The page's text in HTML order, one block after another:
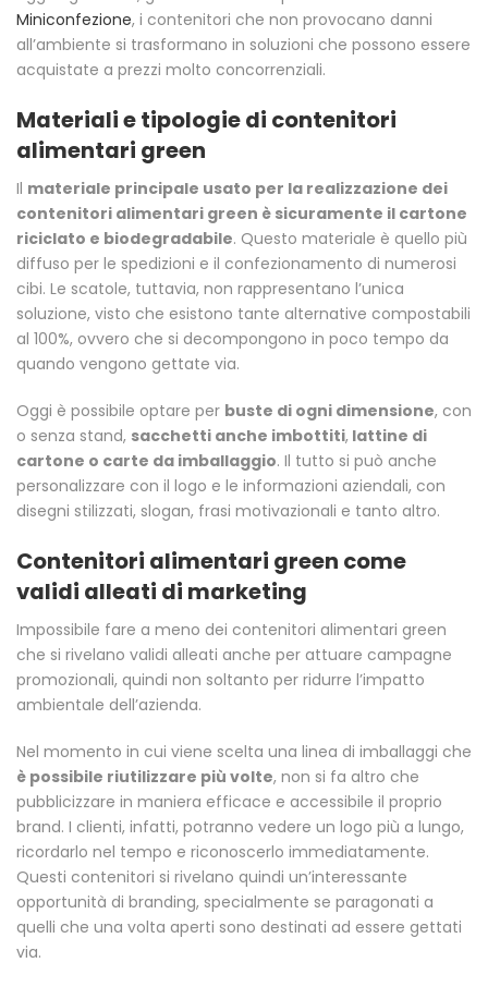
Miniconfezione, i contenitori che non provocano danni
all’ambiente si trasformano in soluzioni che possono essere
acquistate a prezzi molto concorrenziali.
Materiali e tipologie di contenitori
alimentari green
Il materiale principale usato per la realizzazione dei
contenitori alimentari green è sicuramente il cartone
riciclato e biodegradabile. Questo materiale è quello più
diffuso per le spedizioni e il confezionamento di numerosi
cibi. Le scatole, tuttavia, non rappresentano l’unica
soluzione, visto che esistono tante alternative compostabili
al 100%, ovvero che si decompongono in poco tempo da
quando vengono gettate via.
Oggi è possibile optare per buste di ogni dimensione, con
o senza stand, sacchetti anche imbottiti, lattine di
cartone o carte da imballaggio. Il tutto si può anche
personalizzare con il logo e le informazioni aziendali, con
disegni stilizzati, slogan, frasi motivazionali e tanto altro.
Contenitori alimentari green come
validi alleati di marketing
Impossibile fare a meno dei contenitori alimentari green
che si rivelano validi alleati anche per attuare campagne
promozionali, quindi non soltanto per ridurre l’impatto
ambientale dell’azienda.
Nel momento in cui viene scelta una linea di imballaggi che
è possibile riutilizzare più volte, non si fa altro che
pubblicizzare in maniera efficace e accessibile il proprio
brand. I clienti, infatti, potranno vedere un logo più a lungo,
ricordarlo nel tempo e riconoscerlo immediatamente.
Questi contenitori si rivelano quindi un’interessante
opportunità di branding, specialmente se paragonati a
quelli che una volta aperti sono destinati ad essere gettati
via.